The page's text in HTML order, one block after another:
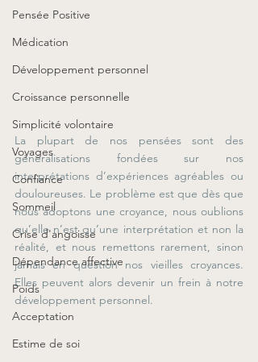
Pensée Positive
Médication
Développement personnel
Croissance personnelle
Simplicité volontaire
Voyages
Confiance
Sommeil
Crise d'angoisse
Dépendance affective
Poids
Acceptation
Estime de soi
La plupart de nos pensées sont des
généralisations fondées sur nos
interprétations d’expériences agréables ou
douloureuses. Le problème est que dès que
nous adoptons une croyance, nous oublions
qu’elle n’est qu’une interprétation et non la
réalité, et nous remettons rarement, sinon
jamais en question nos vieilles croyances.
Elles peuvent alors devenir un frein à notre
développement personnel.